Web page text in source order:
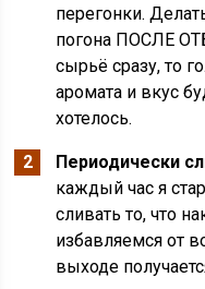
перегонки.
погона ПОСЛЕ
сырьё сразу, то
аромата и вкус
хотелось.
Периодически
каждый час я
сливать то, что
избавляемся от
выходе